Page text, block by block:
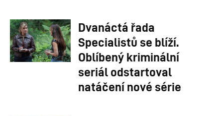
Dvanáctá řada
Specialistů se blíží.
Oblíbený kriminální
seriál odstartoval
natáčení nové série